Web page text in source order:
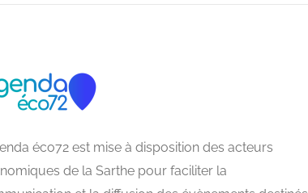
éco72 est mise à disposition des acteurs
de la Sarthe pour faciliter la